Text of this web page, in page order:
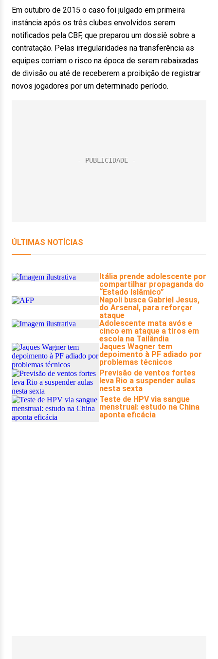
Em outubro de 2015 o caso foi julgado em primeira
instância após os três clubes envolvidos serem
notificados pela CBF, que preparou um dossiê sobre a
contratação. Pelas irregularidades na transferência as
equipes corriam o risco na época de serem rebaixadas
de divisão ou até de receberem a proibição de registrar
novos jogadores por um determinado período.